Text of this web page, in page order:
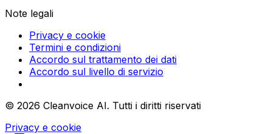
Privacy e cookie
Termini e condizioni
Accordo sul trattamento dei dati